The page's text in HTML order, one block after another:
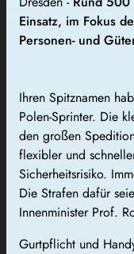
Einsatz, im Fokus
Personen- und
Ihren Spitznamen
Polen-Sprinter. Die
den großen
flexibler und
Sicherheitsrisiko.
Die Strafen dafür
Innenminister Prof.
Gurtpflicht und